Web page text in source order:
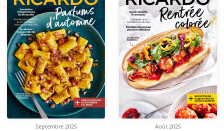
Septembre 2025 Août 2025